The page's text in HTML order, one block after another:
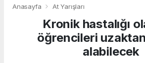
Anasayfa At Yarışları
Kronik hastalığı
öğrencileri
alabilecek